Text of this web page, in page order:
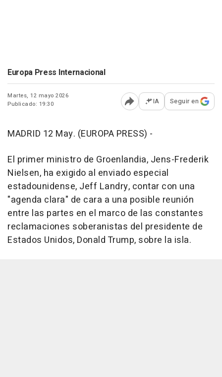
Europa Press Internacional
Martes, 12 mayo 2026
Publicado: 19:30
Abrir opciones para
IA Seguir en
MADRID 12 May. (EUROPA PRESS) -
El primer ministro de Groenlandia, Jens-Frederik
Nielsen, ha exigido al enviado especial
estadounidense, Jeff Landry, contar con una
"agenda clara" de cara a una posible reunión
entre las partes en el marco de las constantes
reclamaciones soberanistas del presidente de
Estados Unidos, Donald Trump, sobre la isla.